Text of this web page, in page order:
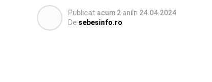
Publicat acum 2 aniîn 24.04.2024
De sebesinfo.ro